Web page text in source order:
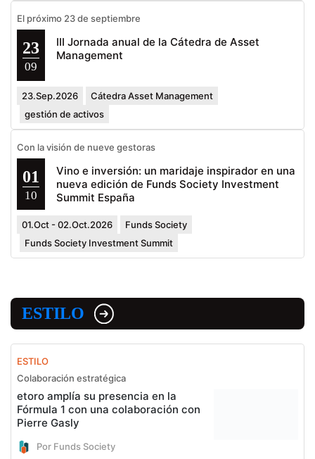
El próximo 23 de septiembre
23
09
III Jornada anual de la Cátedra de Asset
Management
23.Sep.2026
Cátedra Asset Management
gestión de activos
Con la visión de nueve gestoras
01
10
Vino e inversión: un maridaje inspirador en una
nueva edición de Funds Society Investment
Summit España
01.Oct - 02.Oct.2026
Funds Society
Funds Society Investment Summit
ESTILO
ESTILO
Colaboración estratégica
etoro amplía su presencia en la
Fórmula 1 con una colaboración con
Pierre Gasly
Por Funds Society